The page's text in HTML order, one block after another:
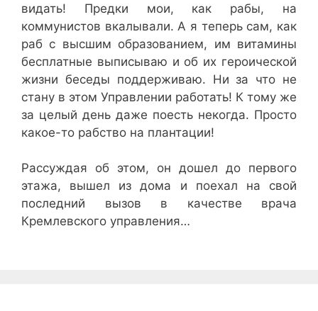
видать! Предки мои, как рабы, на
коммунистов вкалывали. А я теперь сам, как
раб с высшим образованием, им витамины
бесплатные выписываю и об их героической
жизни беседы поддерживаю. Ни за что не
стану в этом Управлении работать! К тому же
за целый день даже поесть некогда. Просто
какое-то рабство на плантации!
Рассуждая об этом, он дошел до первого
этажа, вышел из дома и поехал на свой
последний вызов в качестве врача
Кремлевского управления…